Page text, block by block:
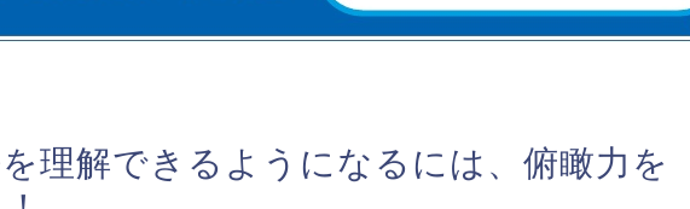
理解できるようになるには、俯瞰力を